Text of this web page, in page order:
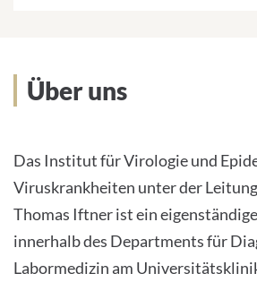
Deutsch
Datenschutz
Ergebnisse
Über uns
Das Institut für Virologie und
Viruskrankheiten unter der
Thomas Iftner ist ein
innerhalb des Departments für
Labormedizin am